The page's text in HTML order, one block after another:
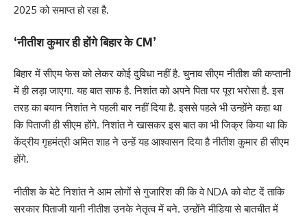
2025 को समाप्त हो रहा है.
‘नीतीश कुमार ही होंगे बिहार के CM’
बिहार में सीएम फेस को लेकर कोई दुविधा नहीं है. चुनाव सीएम नीतीश की कप्तानी
में ही लड़ा जाएगा. यह बात साफ है. निशांत को अपने पिता पर पूरा भरोसा है. इस
तरह का बयान निशांत ने पहली बार नहीं दिया है. इससे पहले भी उन्होंने कहा था
कि पिताजी ही सीएम होंगे. निशांत ने खासकर इस बात का भी जिक्र किया था कि
केंद्रीय गृहमंत्री अमित शाह ने उन्हें यह आश्वासन दिया है नीतीश कुमार ही सीएम
होंगे.
नीतीश के बेटे निशांत ने आम लोगों से गुजारिश की कि वे NDA को वोट दें ताकि
सरकार पिताजी यानी नीतीश उनके नेतृत्व में बने. उन्होंने मीडिया से बातचीत में